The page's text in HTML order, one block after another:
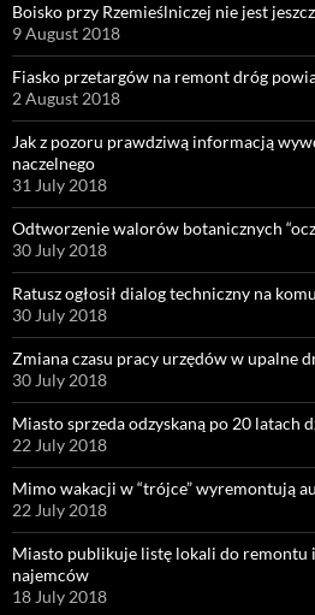
Boisko przy Rzemieślniczej nie jest
9 August 2018
Fiasko przetargów na remont dróg
2 August 2018
Jak z pozoru prawdziwą informacją
naczelnego
31 July 2018
Odtworzenie walorów botanicznych
30 July 2018
Ratusz ogłosił dialog techniczny na
30 July 2018
Zmiana czasu pracy urzędów w upalne
30 July 2018
Miasto sprzeda odzyskaną po 20 latach
22 July 2018
Mimo wakacji w “trójce” wyremontują
22 July 2018
Miasto publikuje listę lokali do remontu
najemców
18 July 2018